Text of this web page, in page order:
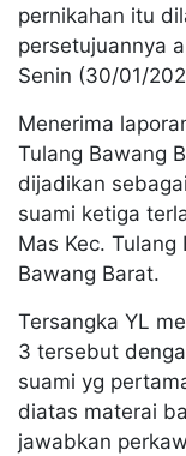
pernikahan itu
persetujuannya
Senin (30/01/
Menerima
Tulang Bawang
dijadikan
suami ketiga
Mas Kec. Tulang
Bawang Barat.
Tersangka YL
3 tersebut
suami yg
diatas materai
jawabkan